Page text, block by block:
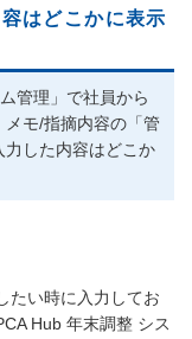
はどこかに表示
管理」で社員から
モ/指摘内容の「管
した内容はどこか
たい時に入力してお
Hub 年末調整 シス